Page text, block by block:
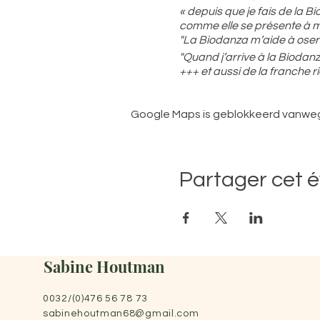
« depuis que je fais de la
comme elle se présente à
"La Biodanza m’aide à
"Quand j’arrive à la
+++ et aussi de la franche
Et une chouette qui
Eh bien d’un monde où
Nous étions tous unis et
Dans la reconnaissance et
L’art politique suprême
Ce monde dansant
Google Maps is geblokkeerd
Partager cet
Sabine Houtman
0032/(0)476 56 78 73
sabinehoutman68@gmail.com